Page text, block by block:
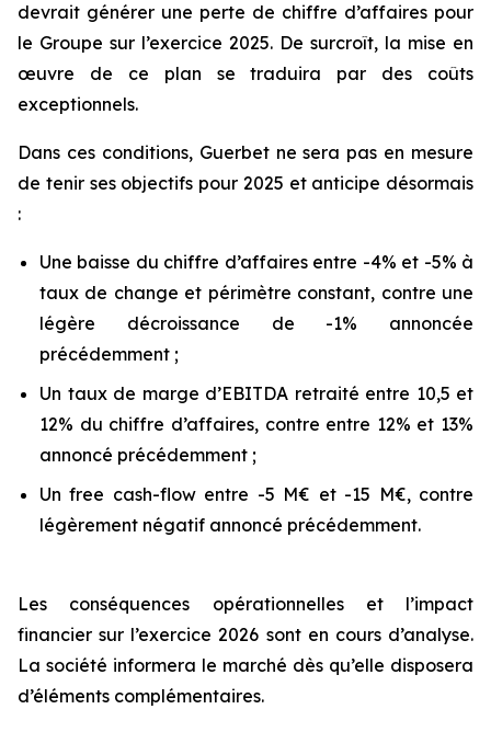
devrait générer une perte de chiffre d’affaires pour
le Groupe sur l’exercice 2025. De surcroît, la mise en
œuvre de ce plan se traduira par des coûts
exceptionnels.
Dans ces conditions, Guerbet ne sera pas en mesure
de tenir ses objectifs pour 2025 et anticipe désormais
:
Une baisse du chiffre d’affaires entre -4% et -5% à
taux de change et périmètre constant, contre une
légère décroissance de -1% annoncée
précédemment ;
Un taux de marge d’EBITDA retraité entre 10,5 et
12% du chiffre d’affaires, contre entre 12% et 13%
annoncé précédemment ;
Un free cash-flow entre -5 M€ et -15 M€, contre
légèrement négatif annoncé précédemment.
Les conséquences opérationnelles et l’impact
financier sur l’exercice 2026 sont en cours d’analyse.
La société informera le marché dès qu’elle disposera
d’éléments complémentaires.